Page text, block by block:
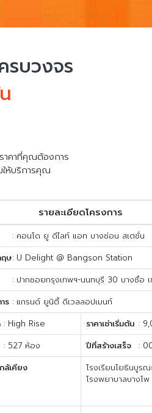
บวงจร
าคาที่คุณต้องการ
ห้บริการคุณ
รายละเอียดโครงการ
: คอนโด ยู ดีไลท์ แอท บางซ่อน สเตชั่น
ษ: U Delight @ Bangson Station
: ปากซอยกรุงเทพฯ-นนทบุรี 30 บางซื่อ
ร : แกรนด์ ยูนิตี้ ดีเวลลอปเมนท์
: High Rise ราคาเช่าเริ่มต้น :
: 527 ห้อง
ปีที่สร้างเสร็จ
:
ล้เคียง
โรงเรียนโยธินบูรณ
โรงพยาบาลบางโพ